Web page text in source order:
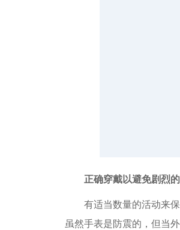
正确穿戴以避免剧烈的
有适当数量的活动来保
虽然手表是防震的，但当